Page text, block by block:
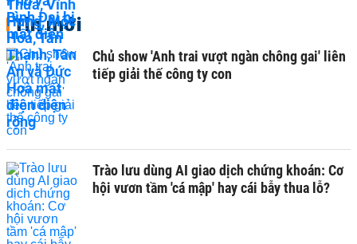
Tin mới
Chủ show 'Anh trai vượt ngàn chông gai' liên
tiếp giải thế công ty con
Trào lưu dùng AI giao dịch chứng khoán: Cơ
hội vươn tầm 'cá mập' hay cái bẫy thua lỗ?